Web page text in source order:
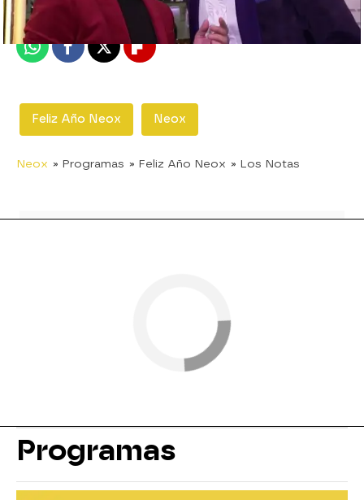
Publicado: 31 de diciembre de 2019, 00:09
WhatsappFacebook
X Flipboard
Feliz Año Neox Neox
Neox » Programas » Feliz Año Neox » Los Notas
Programas